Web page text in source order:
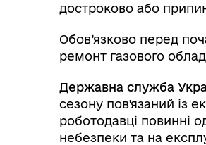
достроково або
Обов’язково перед
ремонт газового
Державна служба
сезону пов'язаний із
роботодавці повинні
небезпеки та на